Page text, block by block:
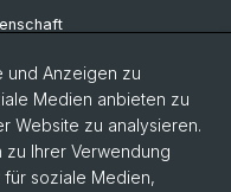
Archäologie
und Anzeigen zu
Medien anbieten zu
Website zu analysieren.
Ihrer Verwendung
soziale Medien,